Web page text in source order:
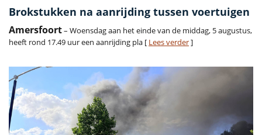
Brokstukken na aanrijding tussen voertuigen
Amersfoort– Woensdag aan het einde van de middag, 5 augustus,
heeft rond 17.49 uur een aanrijding pla [ Lees verder]